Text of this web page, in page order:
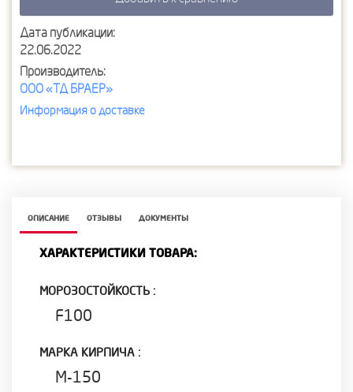
Дата публикации:
22.06.2022
Производитель:
ООО «ТД БРАЕР»
Информация о доставке
ОПИСАНИЕ ОТЗЫВЫ ДОКУМЕНТЫ
ХАРАКТЕРИСТИКИ ТОВАРА:
МОРОЗОСТОЙКОСТЬ :
F100
МАРКА КИРПИЧА :
М-150